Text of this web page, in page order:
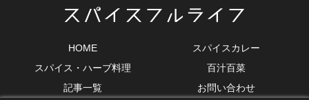
HOME
スパイスカレー
スパイス・ハーブ料理
百汁百菜
記事一覧
お問い合わせ